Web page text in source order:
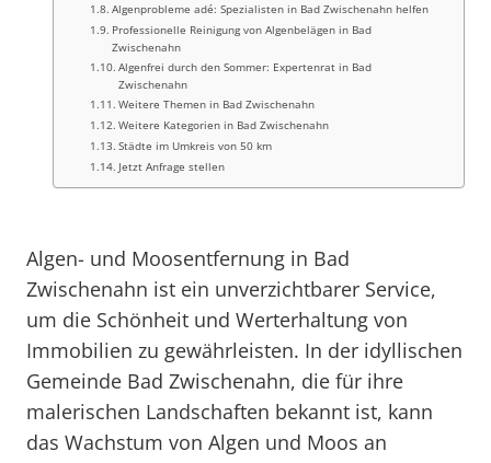
Algenprobleme adé: Spezialisten in Bad Zwischenahn helfen
Professionelle Reinigung von Algenbelägen in Bad
Zwischenahn
Algenfrei durch den Sommer: Expertenrat in Bad
Zwischenahn
Weitere Themen in Bad Zwischenahn
Weitere Kategorien in Bad Zwischenahn
Städte im Umkreis von 50 km
Jetzt Anfrage stellen
Algen- und Moosentfernung in Bad
Zwischenahn ist ein unverzichtbarer Service,
um die Schönheit und Werterhaltung von
Immobilien zu gewährleisten. In der idyllischen
Gemeinde Bad Zwischenahn, die für ihre
malerischen Landschaften bekannt ist, kann
das Wachstum von Algen und Moos an